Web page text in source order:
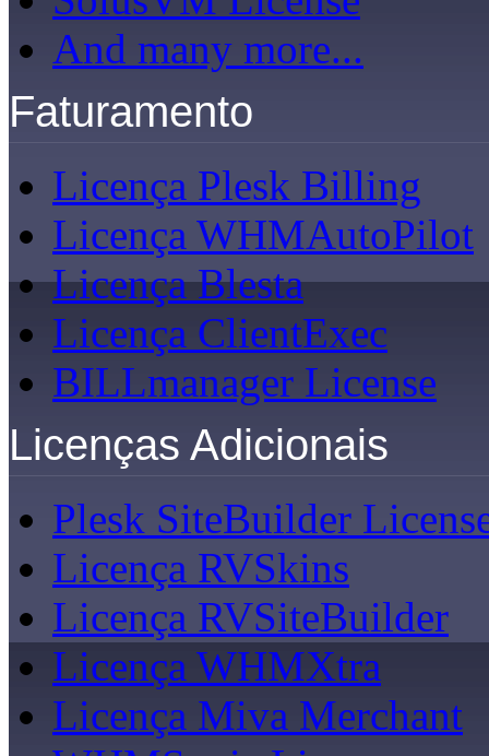
And many more...
Faturamento
Licença Plesk Billing
Licença WHMAutoPilot
Licença Blesta
Licença ClientExec
BILLmanager License
Licenças Adicionais
Plesk SiteBuilder
Licença RVSkins
Licença RVSiteBuilder
Licença WHMXtra
Licença Miva Merchant